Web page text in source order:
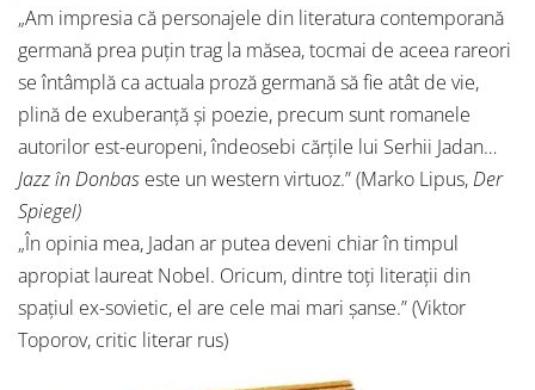
„Am impresia că personajele din literatura contemporană
germană prea puțin trag la măsea, tocmai de aceea rareori
se întâmplă ca actuala proză germană să fie atât de vie,
plină de exuberanță și poezie, precum sunt romanele
autorilor est-europeni, îndeosebi cărțile lui Serhii Jadan…
Jazz în Donbas este un western virtuoz.” (Marko Lipus,Der
Spiegel)
„În opinia mea, Jadan ar putea deveni chiar în timpul
apropiat laureat Nobel. Oricum, dintre toți literații din
spațiul ex-sovietic, el are cele mai mari șanse.” (Viktor
Toporov, critic literar rus)